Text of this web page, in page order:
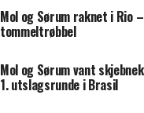
Mol og Sørum raknet i Rio
tommeltrøbbel
Mol og Sørum vant
1. utslagsrunde i Brasil